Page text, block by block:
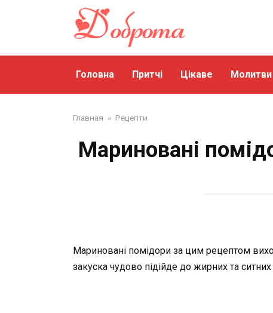
Головна Притчі Цікаве Молитви
Главная » Рецепти
Мариновані
Мариновані помідори за цим рецептом
закуска чудово підійде до жирних та